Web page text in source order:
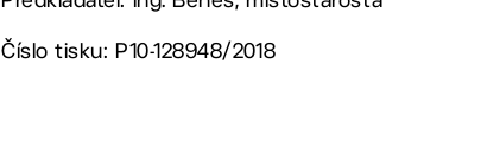
Číslo tisku: P10-128948/2018